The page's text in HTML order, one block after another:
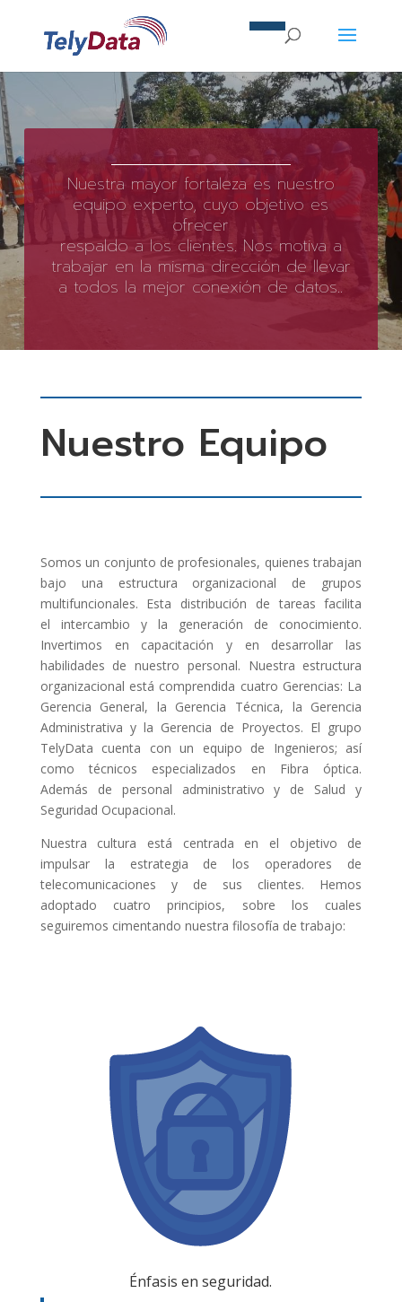
Nuestra mayor fortaleza es nuestro
equipo experto, cuyo objetivo es
ofrecer
respaldo a los clientes. Nos motiva a
trabajar en la misma dirección de llevar
a todos la mejor conexión de datos..
Nuestro Equipo
Somos un conjunto de profesionales, quienes trabajan
bajo una estructura organizacional de grupos
multifuncionales. Esta distribución de tareas facilita
el intercambio y la generación de conocimiento.
Invertimos en capacitación y en desarrollar las
habilidades de nuestro personal. Nuestra estructura
organizacional está comprendida cuatro Gerencias: La
Gerencia General, la Gerencia Técnica, la Gerencia
Administrativa y la Gerencia de Proyectos. El grupo
TelyData cuenta con un equipo de Ingenieros; así
como técnicos especializados en Fibra óptica.
Además de personal administrativo y de Salud y
Seguridad Ocupacional.
Nuestra cultura está centrada en el objetivo de
impulsar la estrategia de los operadores de
telecomunicaciones y de sus clientes. Hemos
adoptado cuatro principios, sobre los cuales
seguiremos cimentando nuestra filosofía de trabajo:
Énfasis en seguridad.